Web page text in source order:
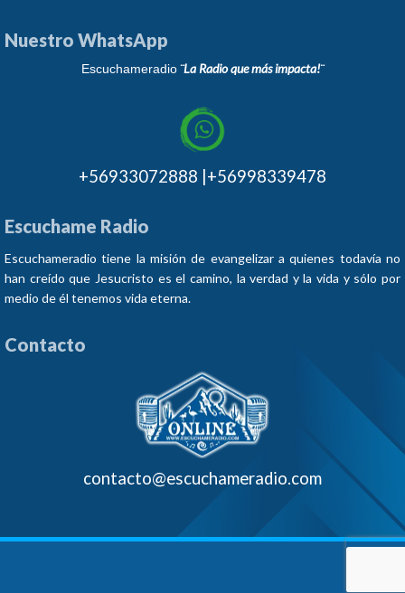
Nuestro WhatsApp
Escuchameradio¨La Radio que más impacta!¨
+56933072888 |+56998339478
Escuchame Radio
Escuchameradio tiene la misión de evangelizar a quienes todavía no
han creído que Jesucristo es el camino, la verdad y la vida y sólo por
medio de él tenemos vida eterna.
Contacto
contacto@escuchameradio.com